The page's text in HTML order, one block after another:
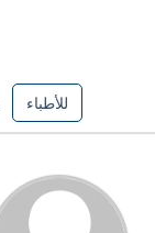
للأطباء